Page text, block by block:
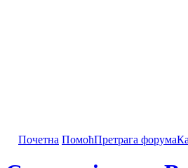
Почетна ПомоћПретрага форума